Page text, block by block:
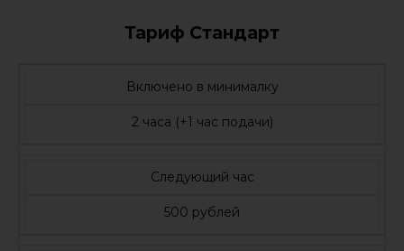
Тариф Стандарт
Включено в минималку
2 часа (+1 час подачи)
Следующий час
500 рублей